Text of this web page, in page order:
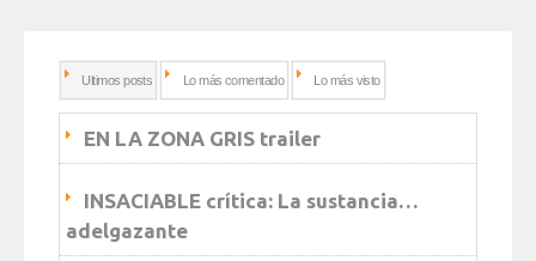
Ultimos posts Lo más comentado Lo más visto
EN LA ZONA GRIS trailer
INSACIABLE crítica: La sustancia…
adelgazante